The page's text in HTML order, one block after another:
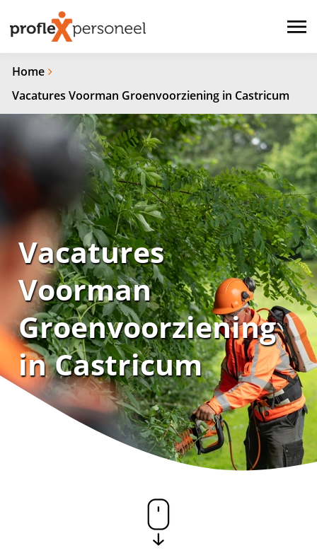
Home
Vacatures Voorman Groenvoorziening in Castricum
Vacatures
Voorman
Groenvoorziening
in Castricum